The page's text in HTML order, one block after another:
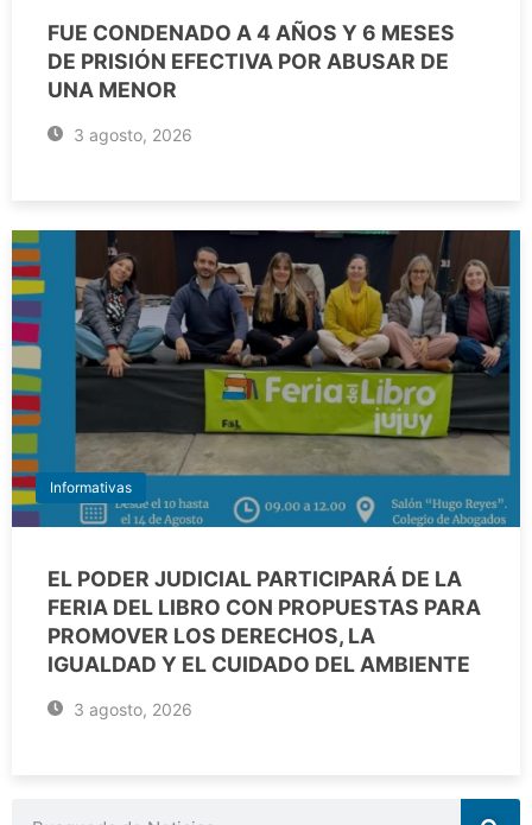
FUE CONDENADO A 4 AÑOS Y 6 MESES
DE PRISIÓN EFECTIVA POR ABUSAR DE
UNA MENOR
3 agosto, 2026
Informativas
EL PODER JUDICIAL PARTICIPARÁ DE LA
FERIA DEL LIBRO CON PROPUESTAS PARA
PROMOVER LOS DERECHOS, LA
IGUALDAD Y EL CUIDADO DEL AMBIENTE
3 agosto, 2026